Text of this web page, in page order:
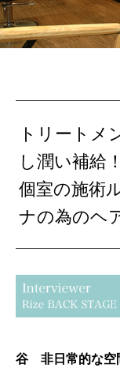
トリートメ
し潤い補給
個室の施術
ナの為のヘ
谷 非日常的な空